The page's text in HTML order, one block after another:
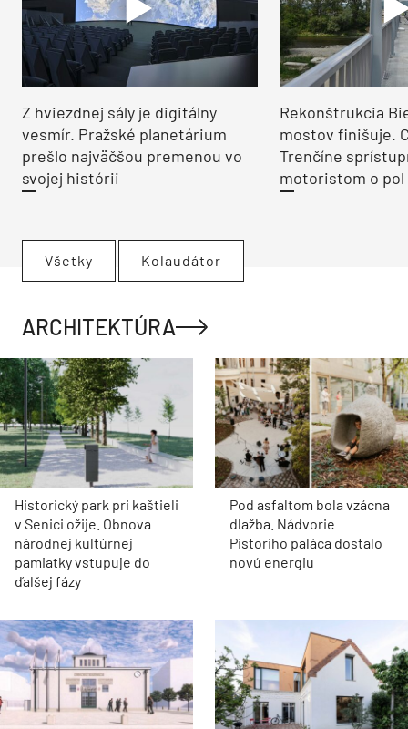
Z hviezdnej sály je digitálny
vesmír. Pražské planetárium
prešlo najväčšou premenou vo
svojej histórii
Rekonštrukcia
mostov finišuje.
Trenčíne
motoristom o pol
Všetky Kolaudátor
ARCHITEKTÚRA
Historický park pri kaštieli
v Senici ožije. Obnova
národnej kultúrnej
pamiatky vstupuje do
ďalšej fázy
Pod asfaltom bola vzácna
dlažba. Nádvorie
Pistoriho paláca dostalo
novú energiu